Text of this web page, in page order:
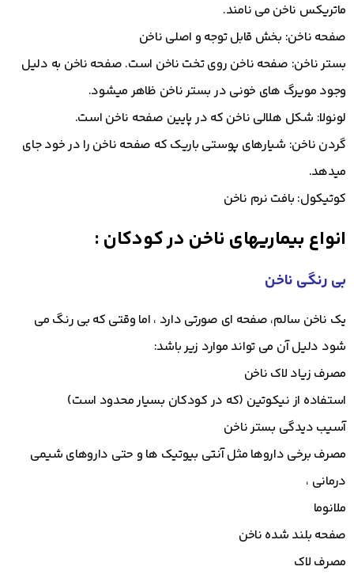
ماتریکس ناخن می نامند.
صفحه ناخن: بخش قابل توجه و اصلی ناخن
بستر ناخن: صفحه ناخن روی تخت ناخن است. صفحه ناخن به دلیل
وجود مویرگ های خونی در بستر ناخن ظاهر میشود.
لونولا: شکل هلالی ناخن که در پایین صفحه ناخن است.
گردن ناخن: شیارهای پوستی باریک که صفحه ناخن را در خود جای
میدهد.
کوتیکول: بافت نرم ناخن
انواع بیماریهای ناخن در کودکان :
بی رنگی ناخن
یک ناخن سالم، صفحه ای صورتی دارد ، اما وقتی که بی رنگ می
شود دلیل آن می تواند موارد زیر باشد:
مصرف زیاد لاک ناخن
استفاده از نیکوتین (که در کودکان بسیار محدود است)
آسیب دیدگی بستر ناخن
مصرف برخی داروها مثل آنتی بیوتیک ها و حتی داروهای شیمی
درمانی ،
ملانوما
صفحه بلند شده ناخن
مصرف لاک